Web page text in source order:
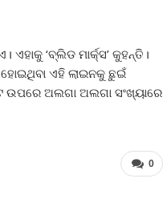
‘ବ୍ଲିଡ ମାର୍କ୍ସ’ କୁହନ୍ତି।
ଏହି ଲାଇନକୁ ଛୁଇଁ
ଉପରେ ଅଲଗା ଅଲଗା ସଂଖ୍ୟାରେ
0